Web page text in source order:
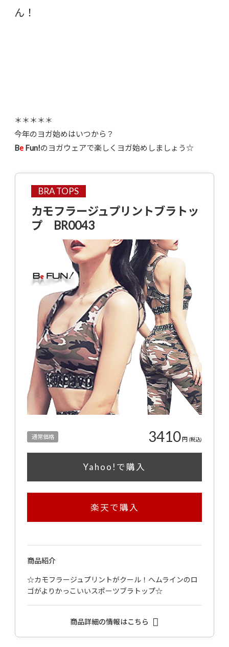
ん！
＊＊＊＊＊
今年のヨガ始めはいつから？
Be Fun!のヨガウェアで楽しくヨガ始めしましょう☆
BRA TOPS
カモフラージュプリントブラトッ
プ BR0043
通常価格 3410円 (税込)
Yahoo!で購入
楽天で購入
商品紹介
☆カモフラージュプリントがクール！ヘムラインのロ
ゴがよりかっこいいスポーツブラトップ☆
商品詳細の情報はこちら